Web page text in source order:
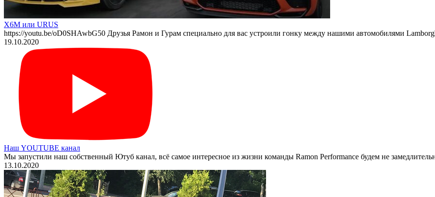
X6M или URUS
https://youtu.be/oD0SHAwbG50 Друзья Рамон и Гурам специально для вас устроили гонку между нашими автомобилями
19.10.2020
Наш YOUTUBE канал
Мы запустили наш собственный Ютуб канал, всё самое интересное из жизни команды Ramon Performance будем не
13.10.2020